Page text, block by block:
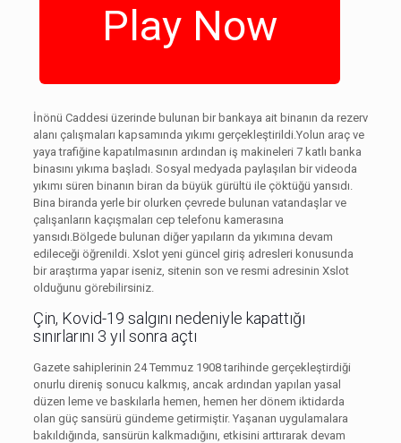
Play Now
İnönü Caddesi üzerinde bulunan bir bankaya ait binanın da rezerv
alanı çalışmaları kapsamında yıkımı gerçekleştirildi.Yolun araç ve
yaya trafiğine kapatılmasının ardından iş makineleri 7 katlı banka
binasını yıkıma başladı. Sosyal medyada paylaşılan bir videoda
yıkımı süren binanın biran da büyük gürültü ile çöktüğü yansıdı.
Bina biranda yerle bir olurken çevrede bulunan vatandaşlar ve
çalışanların kaçışmaları cep telefonu kamerasına
yansıdı.Bölgede bulunan diğer yapıların da yıkımına devam
edileceği öğrenildi. Xslot yeni güncel giriş adresleri konusunda
bir araştırma yapar iseniz, sitenin son ve resmi adresinin Xslot
olduğunu görebilirsiniz.
Çin, Kovid-19 salgını nedeniyle kapattığı
sınırlarını 3 yıl sonra açtı
Gazete sahiplerinin 24 Temmuz 1908 tarihinde gerçekleştirdiği
onurlu direniş sonucu kalkmış, ancak ardından yapılan yasal
düzen leme ve baskılarla hemen, hemen her dönem iktidarda
olan güç sansürü gündeme getirmiştir. Yaşanan uygulamalara
bakıldığında, sansürün kalkmadığını, etkisini arttırarak devam